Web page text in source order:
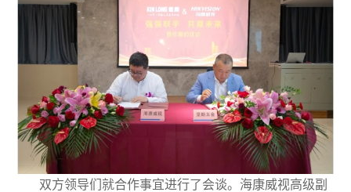
双方领导们就合作事宜进行了会谈。海康威视高级副